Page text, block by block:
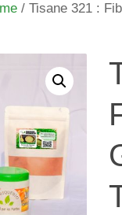
/ Tisane 321 :